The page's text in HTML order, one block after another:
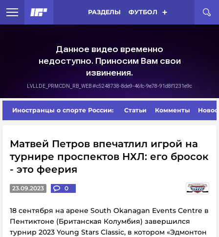
РАЗДЕЛЫ ФУТБОЛ
Иностранцы о спорте России: Статьи Комменты
Матвей Петров впечатлил игрой на
турнире проспектов НХЛ: его бросок
- это феерия
23.09.2023 0
18 сентября на арене South Okanagan Events Centre в
Пентиктоне (Британская Колумбия) завершился
турнир 2023 Young Stars Classic, в котором «Эдмонтон